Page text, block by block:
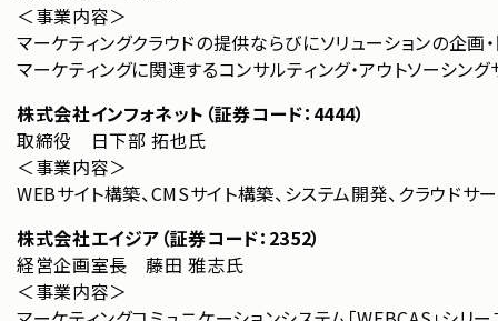
＜事業内容＞
マーケティングクラウドの提供ならびにソリューションの企画
マーケティングに関連するコンサルティング・アウトソーシン
株式会社インフォネット（証券コード：4444）
取締役 日下部 拓也氏
＜事業内容＞
WEBサイト構築、CMSサイト構築、システム開発、クラウド
株式会社エイジア（証券コード：2352）
経営企画室長 藤田 雅志氏
＜事業内容＞